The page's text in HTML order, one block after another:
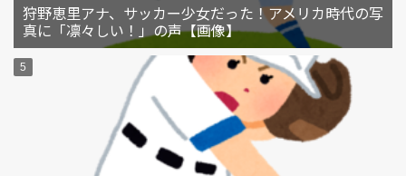
狩野恵里アナ、サッカー少女だった！アメリカ時代の写
真に「凛々しい！」の声【画像】